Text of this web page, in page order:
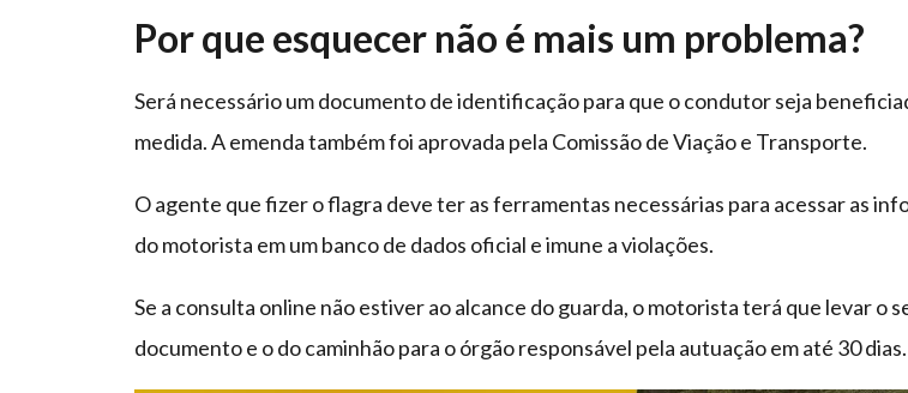
Por que esquecer não é mais um problema?
Será necessário um documento de identificação para que o condutor seja
medida. A emenda também foi aprovada pela Comissão de Viação e Transporte.
O agente que fizer o flagra deve ter as ferramentas necessárias para acessar as
do motorista em um banco de dados oficial e imune a violações.
Se a consulta online não estiver ao alcance do guarda, o motorista terá que levar o
documento e o do caminhão para o órgão responsável pela autuação em até 30 dias.